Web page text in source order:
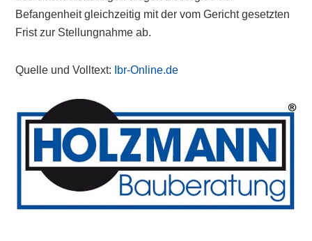
Befangenheit gleichzeitig mit der vom Gericht gesetzten
Frist zur Stellungnahme ab.
Quelle und Volltext: Ibr-Online.de
Primary
Sidebar